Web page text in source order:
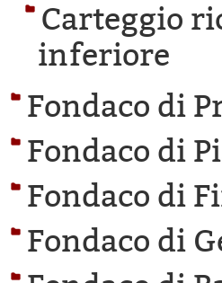
Carteggio
inferiore
Fondaco di
Fondaco di
Fondaco di
Fondaco di